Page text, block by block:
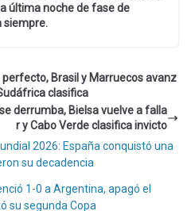
última noche de fase de
siempre.
perfecto, Brasil y Marruecos avanz
clasifica
derrumba, Bielsa vuelve a falla
r y Cabo Verde clasifica invicto
2026: España conquistó una
su decadencia
1-0 a Argentina, apagó el
su segunda Copa